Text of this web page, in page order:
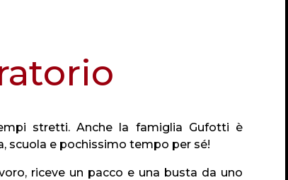
stretti. Anche la famiglia Gufotti è
scuola e pochissimo tempo per sé!
riceve un pacco e una busta da uno